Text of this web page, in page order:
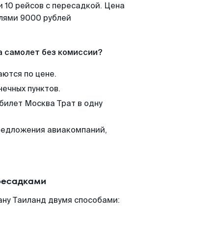
рейсов с пересадкой. Цена
9000 рублей
самолет без комиссии?
по цене.
пунктов.
Москва Трат в одну
авиакомпаний,
Таиланд двумя способами: